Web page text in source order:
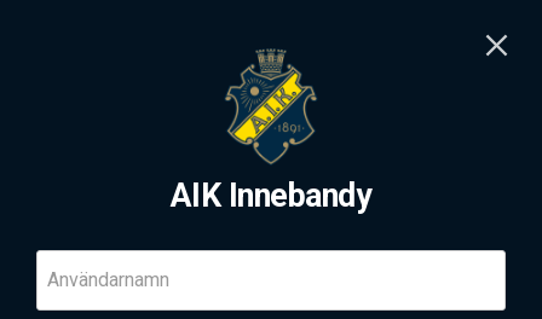
AIK Innebandy
Användarnamn